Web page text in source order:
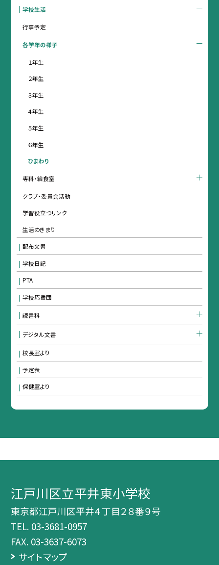
学校生活
行事予定
各学年の様子
１年生
２年生
３年生
４年生
５年生
６年生
ひまわり
専科・給食室
クラブ・委員会活動
学習役立つリンク
生活のきまり
配布文書
学校日記
PTA
学校応援団
読書科
デジタル文書
校長室より
予定表
保健室より
江戸川区立平井東小学校
東京都江戸川区平井４丁目２８番９号
TEL. 03-3681-0957
FAX. 03-3637-6073
サイトマップ